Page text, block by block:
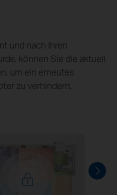
Zonenreinigung
gereinigt werden
und
gezielt einzusetzen.